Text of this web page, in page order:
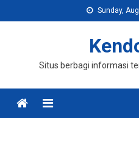
to
Sunday,
Situs berbagi informasi
Menu